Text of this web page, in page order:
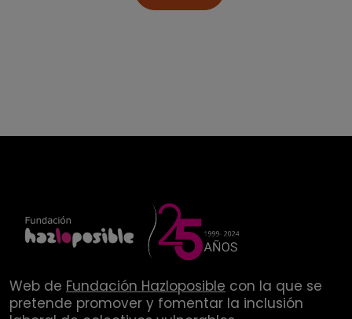
Web de Fundación Hazloposible con la que se
pretende promover y fomentar la inclusión